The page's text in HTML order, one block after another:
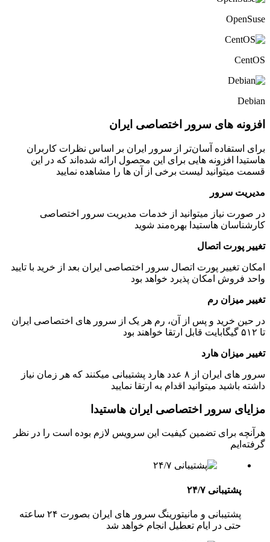
های سرور اختصاصی ایران
آسان‌تر از سرور ایران بر اساس نظرات کاربران
هایی برای این محصول ارائه شده‌اند که در این
لیست برخی از آن ها را مشاهده نمایید
میتوانید از خدمات مدیریت سرور اختصاصی
هاستیدا بهره‌مند شوید
اتصال
پورت اتصال سرور اختصاصی ایران بعد از خرید با تایید
امکان پذیرد خواهد بود
رم
و پس از آن، رم هر یک از سرور های اختصاصی ایران
هارد
سرور های ایران از ۸ عدد هارد پشتیبانی میکنند که هر زمان نیاز
میتوانید اقدام به ارتقا نمایید
سرور اختصاصی ایران هاستیدا
تضمین کیفیت این سرویس لازم بوده است را در نظر
پشتیبانی و مانیتورینگ سرور های ایران بصورت ۲۴ ساعته
در ایام تعطیل انجام خواهد شد